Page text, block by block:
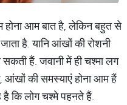
आम बात है, लेकिन बहुत से
है. यानि आंखों की रोशनी
हैं. जवानी में ही चश्मा लग
आंखों की समस्याएं होना आम हैं
कि लोग चश्मे पहनते हैं.